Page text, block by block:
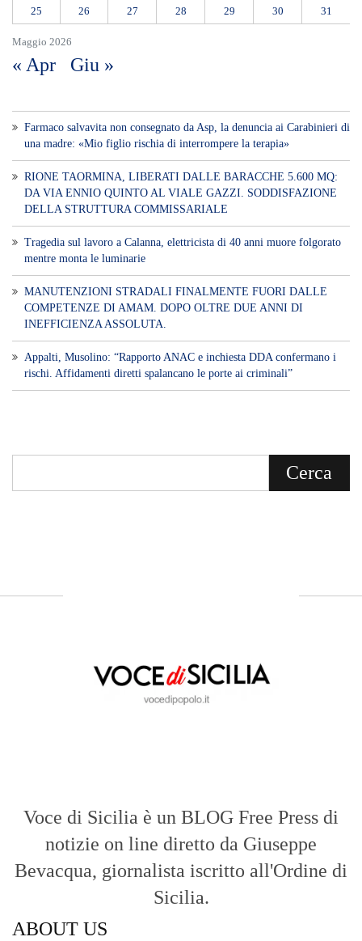
Maggio 2026
25 26 27 28 29 30 31
« Apr Giu »
Farmaco salvavita non consegnato da Asp, la denuncia ai Carabinieri di
una madre: «Mio figlio rischia di interrompere la terapia»
RIONE TAORMINA, LIBERATI DALLE BARACCHE 5.600 MQ:
DA VIA ENNIO QUINTO AL VIALE GAZZI. SODDISFAZIONE
DELLA STRUTTURA COMMISSARIALE
Tragedia sul lavoro a Calanna, elettricista di 40 anni muore folgorato
mentre monta le luminarie
MANUTENZIONI STRADALI FINALMENTE FUORI DALLE
COMPETENZE DI AMAM. DOPO OLTRE DUE ANNI DI
INEFFICIENZA ASSOLUTA.
​Appalti, Musolino: “Rapporto ANAC e inchiesta DDA confermano i
rischi. Affidamenti diretti spalancano le porte ai criminali”
Voce di Sicilia è un BLOG Free Press di
notizie on line diretto da Giuseppe
Bevacqua, giornalista iscritto all'Ordine di
Sicilia.
ABOUT US